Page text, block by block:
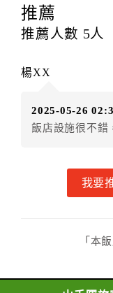
四、取消訂房規則
交通部觀光局106
公告修正
訂
山禾曙旅宿（以下
茲為訂房事宜，
接訂房者，乙方
即時通知甲方。
甲方訂房應告知
乙方接受甲方訂
推薦
推薦人數 5人
楊XX
2025-05-26
飯店設施很不錯
我要
「本